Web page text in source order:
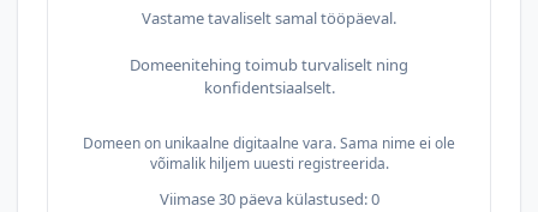
Vastame tavaliselt samal tööpäeval.
Domeenitehing toimub turvaliselt ning
konfidentsiaalselt.
Domeen on unikaalne digitaalne vara. Sama nime ei ole
võimalik hiljem uuesti registreerida.
Viimase 30 päeva külastused: 0